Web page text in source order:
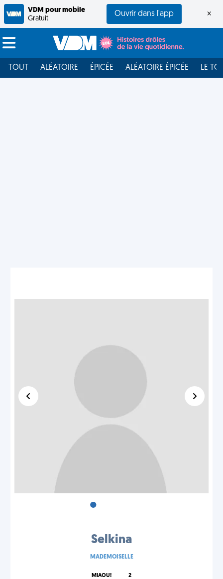
VDM pour mobile
Gratuit
Ouvrir dans l'app ×
TOUT ALÉATOIRE ÉPICÉE ALÉATOIRE ÉPICÉE LE
•
Selkina
MADEMOISELLE
MIAOU! 2